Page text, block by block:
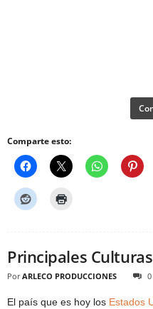
Comparte esto:
Principales
Por ARLECO PRODUCCIONES 0
El país que es hoy los Estados